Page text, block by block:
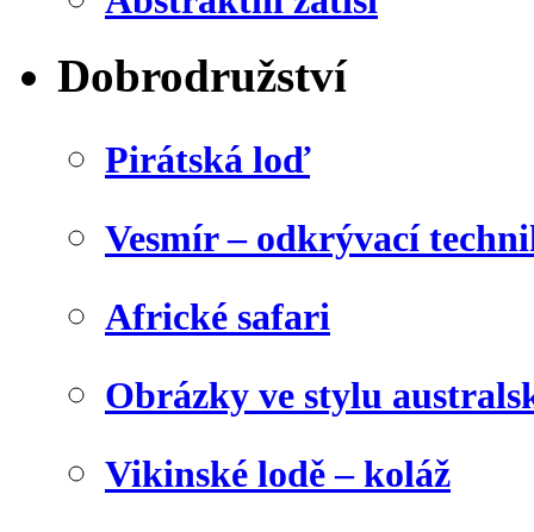
Dobrodružství
Pirátská loď
Vesmír – odkrývací
Africké safari
Obrázky ve stylu
Vikinské lodě – koláž